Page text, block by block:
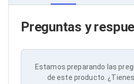
Mousepads
Teclados Numéricos
Controles de Juego para PC
Servidores
Racks y Gabinetes
Charolas para Racks y
Preguntas y
Estamos preparando las
de este producto.